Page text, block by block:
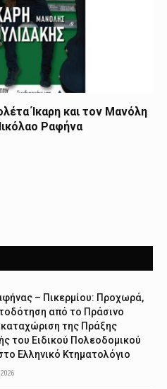
Ίκαρη και τον Μανόλη
Ραφήνα
– Πικερμίου: Προχωρά,
από το Πράσινο
καταχώριση της Πράξης
του Ειδικού Πολεοδομικού
Ελληνικό Κτηματολόγιο